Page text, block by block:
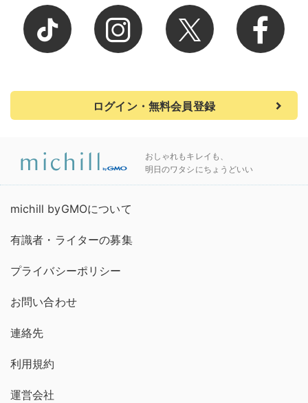
ログイン・無料会員登録
おしゃれもキレイも、
明日のワタシにちょうどいい
michill byGMOについて
有識者・ライターの募集
プライバシーポリシー
お問い合わせ
連絡先
利用規約
運営会社